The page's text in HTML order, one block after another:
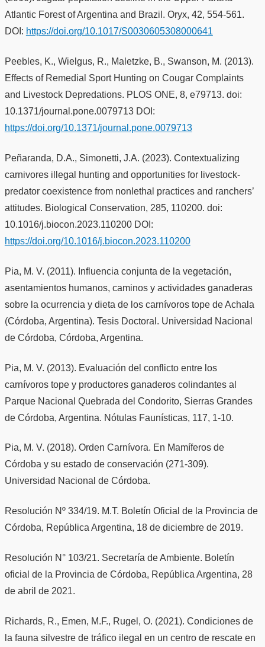
Atlantic Forest of Argentina and Brazil. Oryx, 42, 554-561.
DOI: https://doi.org/10.1017/S0030605308000641
Peebles, K., Wielgus, R., Maletzke, B., Swanson, M. (2013).
Effects of Remedial Sport Hunting on Cougar Complaints
and Livestock Depredations. PLOS ONE, 8, e79713. doi:
10.1371/journal.pone.0079713 DOI:
https://doi.org/10.1371/journal.pone.0079713
Peñaranda, D.A., Simonetti, J.A. (2023). Contextualizing
carnivores illegal hunting and opportunities for livestock-
predator coexistence from nonlethal practices and ranchers’
attitudes. Biological Conservation, 285, 110200. doi:
10.1016/j.biocon.2023.110200 DOI:
https://doi.org/10.1016/j.biocon.2023.110200
Pia, M. V. (2011). Influencia conjunta de la vegetación,
asentamientos humanos, caminos y actividades ganaderas
sobre la ocurrencia y dieta de los carnívoros tope de Achala
(Córdoba, Argentina). Tesis Doctoral. Universidad Nacional
de Córdoba, Córdoba, Argentina.
Pia, M. V. (2013). Evaluación del conflicto entre los
carnívoros tope y productores ganaderos colindantes al
Parque Nacional Quebrada del Condorito, Sierras Grandes
de Córdoba, Argentina. Nótulas Faunísticas, 117, 1-10.
Pia, M. V. (2018). Orden Carnívora. En Mamíferos de
Córdoba y su estado de conservación (271-309).
Universidad Nacional de Córdoba.
Resolución Nº 334/19. M.T. Boletín Oficial de la Provincia de
Córdoba, República Argentina, 18 de diciembre de 2019.
Resolución N° 103/21. Secretaría de Ambiente. Boletín
oficial de la Provincia de Córdoba, República Argentina, 28
de abril de 2021.
Richards, R., Emen, M.F., Rugel, O. (2021). Condiciones de
la fauna silvestre de tráfico ilegal en un centro de rescate en